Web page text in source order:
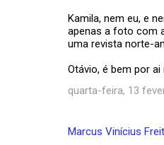
Kamila, nem eu, e
apenas a foto com
uma revista norte-
Otávio, é bem por ai
quarta-feira, 13
Marcus Vinícius